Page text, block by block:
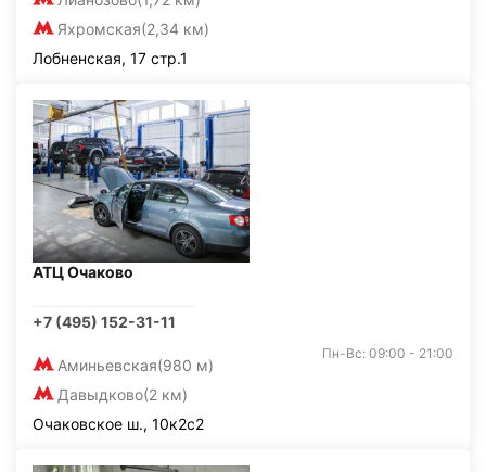
Яхромская(2,34 км)
Лобненская, 17 стр.1
АТЦ Очаково
+7 (495) 152-31-11
Аминьевская(980 м)
Давыдково(2 км)
Пн-Вс: 09:00 - 21:00
Очаковское ш., 10к2с2